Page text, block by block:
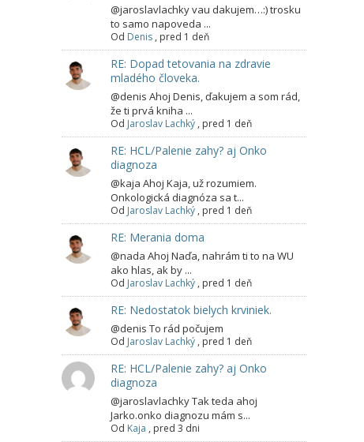
@jaroslavlachky vau dakujem…:) trosku
to samo napoveda ...
Od Denis , pred 1 deň
RE: Dopad tetovania na zdravie
mladého človeka.
@denis Ahoj Denis, ďakujem a som rád,
že ti prvá kniha ...
Od Jaroslav Lachký , pred 1 deň
RE: HCL/Palenie zahy? aj Onko
diagnoza
@kaja Ahoj Kaja, už rozumiem.
Onkologická diagnóza sa t...
Od Jaroslav Lachký , pred 1 deň
RE: Merania doma
@nada Ahoj Naďa, nahrám ti to na WU
ako hlas, ak by ...
Od Jaroslav Lachký , pred 1 deň
RE: Nedostatok bielych krviniek.
@denis To rád počujem
Od Jaroslav Lachký , pred 1 deň
RE: HCL/Palenie zahy? aj Onko
diagnoza
@jaroslavlachky Tak teda ahoj
Jarko.onko diagnozu mám s...
Od Kaja , pred 3 dni